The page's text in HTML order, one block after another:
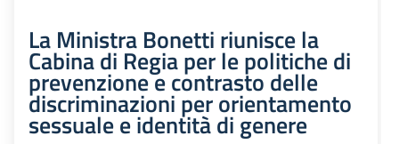
La Ministra Bonetti riunisce la
Cabina di Regia per le politiche di
prevenzione e contrasto delle
discriminazioni per orientamento
sessuale e identità di genere